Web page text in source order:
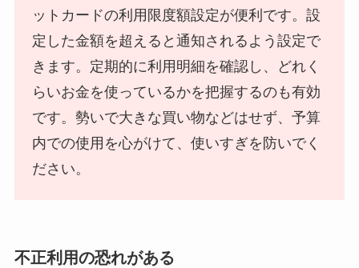
ットカードの利用限度額設定が便利です。設
定した金額を超えると通知されるよう設定で
きます。定期的に利用明細を確認し、どれく
らいお金を使っているかを把握するのも有効
です。勢いで大きな買い物などはせず、予算
内での使用を心がけて、使いすぎを防いでく
ださい。
不正利用の恐れがある